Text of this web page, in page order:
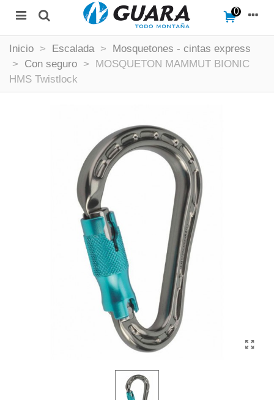
0
Inicio > Escalada >
Mosquetones - cintas express
>
Con seguro >
MOSQUETON MAMMUT BIONIC
HMS Twistlock